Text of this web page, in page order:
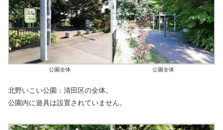
公園全体 公園全体
北野いこい公園：清田区の全体。
公園内に遊具は設置されていません。